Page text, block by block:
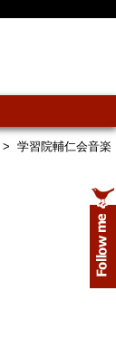
> 学習院輔仁会音楽